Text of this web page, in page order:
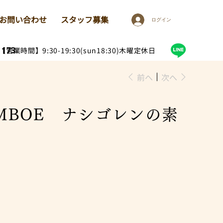
営業時間】9:30-19:30(sun18:30)木曜定休日
問い合わせ スタッフ募集 ログイン
前へ 次へ
ナシゴレンの素